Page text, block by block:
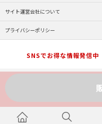
サイト運営会社について
プライバシーポリシー
SNSでお得な情報発信中